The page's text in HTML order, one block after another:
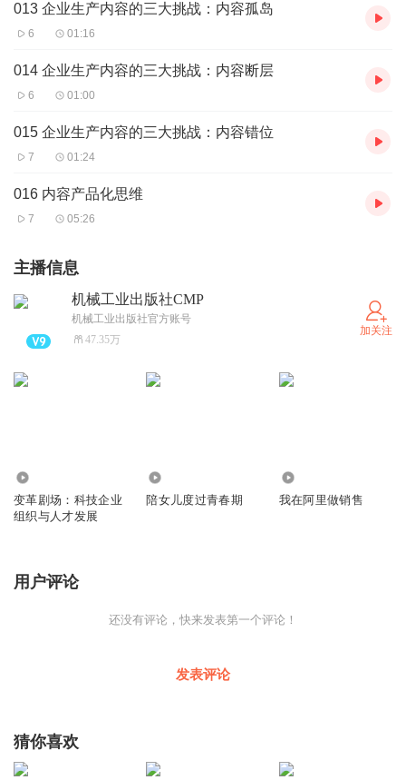
013 企业生产内容的三大挑战：内容孤岛
6 01:16
014 企业生产内容的三大挑战：内容断层
6 01:00
015 企业生产内容的三大挑战：内容错位
7 01:24
016 内容产品化思维
7 05:26
主播信息
机械工业出版社CMP
机械工业出版社官方账号
47.35万
加关注
变革剧场：科技企业
组织与人才发展
陪女儿度过青春期 我在阿里做销售
用户评论
还没有评论，快来发表第一个评论！
发表评论
猜你喜欢